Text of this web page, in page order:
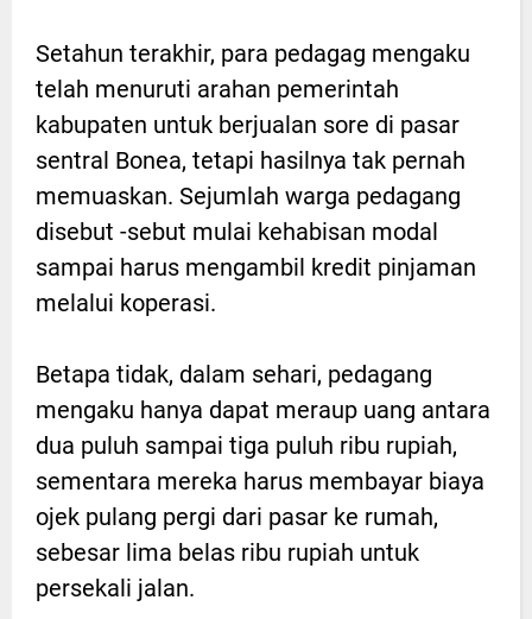
Setahun terakhir, para pedagag mengaku
telah menuruti arahan pemerintah
kabupaten untuk berjualan sore di pasar
sentral Bonea, tetapi hasilnya tak pernah
memuaskan. Sejumlah warga pedagang
disebut -sebut mulai kehabisan modal
sampai harus mengambil kredit pinjaman
melalui koperasi.
Betapa tidak, dalam sehari, pedagang
mengaku hanya dapat meraup uang antara
dua puluh sampai tiga puluh ribu rupiah,
sementara mereka harus membayar biaya
ojek pulang pergi dari pasar ke rumah,
sebesar lima belas ribu rupiah untuk
persekali jalan.